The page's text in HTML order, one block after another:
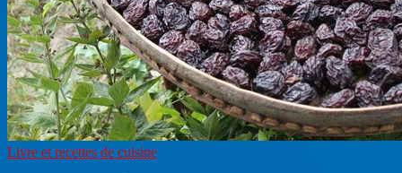
Livre et recettes de cuisine